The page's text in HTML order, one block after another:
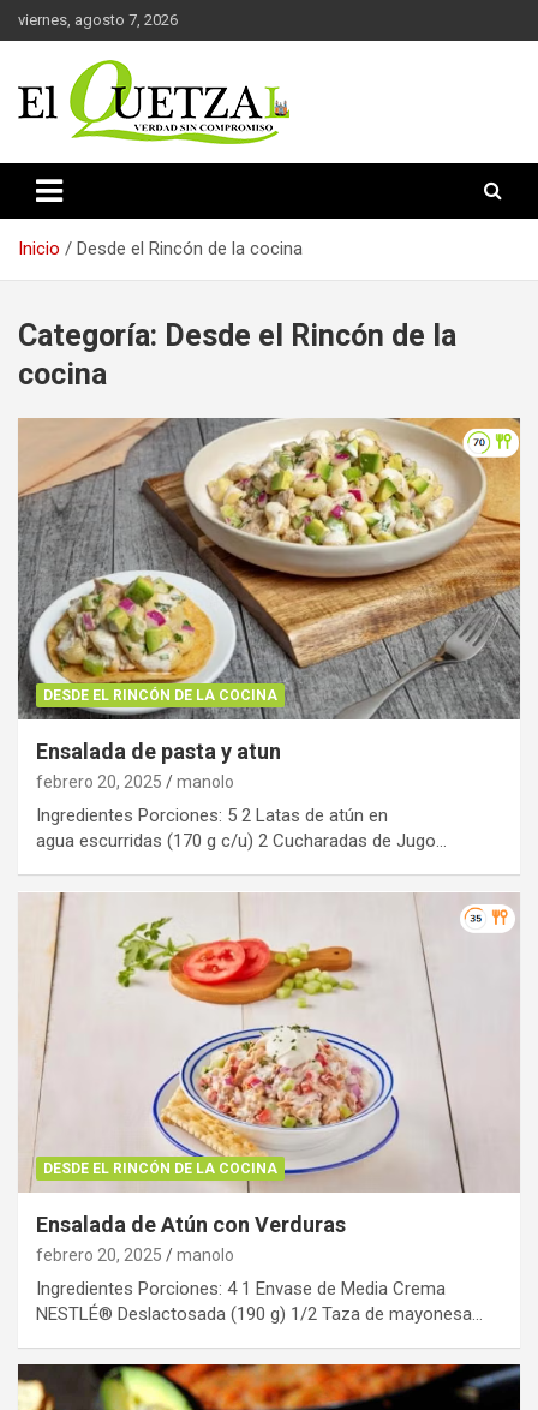
Saltar
al
viernes, agosto 7, 2026
El Quetzal de Cholula
Inicio Desde el Rincón de la cocina
Categoría: Desde el Rincón de la
cocina
DESDE EL RINCÓN DE LA COCINA
Ensalada de pasta y atun
febrero 20, 2025 manolo
Ingredientes Porciones: 5 2 Latas de atún en
agua escurridas (170 g c/u) 2 Cucharadas de Jugo…
DESDE EL RINCÓN DE LA COCINA
Ensalada de Atún con Verduras
febrero 20, 2025 manolo
Ingredientes Porciones: 4 1 Envase de Media Crema
NESTLÉ® Deslactosada (190 g) 1/2 Taza de mayonesa…